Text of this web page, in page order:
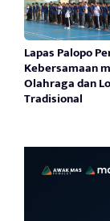
Lapas Palopo
Kebersamaan
Olahraga dan
Tradisional